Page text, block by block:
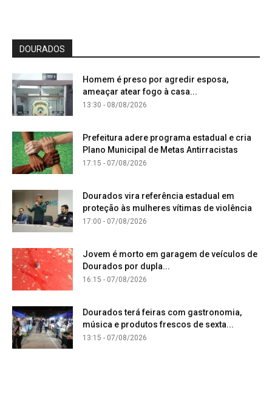
DOURADOS
Homem é preso por agredir esposa,
ameaçar atear fogo à casa...
13:30 - 08/08/2026
Prefeitura adere programa estadual e cria
Plano Municipal de Metas Antirracistas
17:15 - 07/08/2026
Dourados vira referência estadual em
proteção às mulheres vítimas de violência
17:00 - 07/08/2026
Jovem é morto em garagem de veículos de
Dourados por dupla...
16:15 - 07/08/2026
Dourados terá feiras com gastronomia,
música e produtos frescos de sexta...
13:15 - 07/08/2026